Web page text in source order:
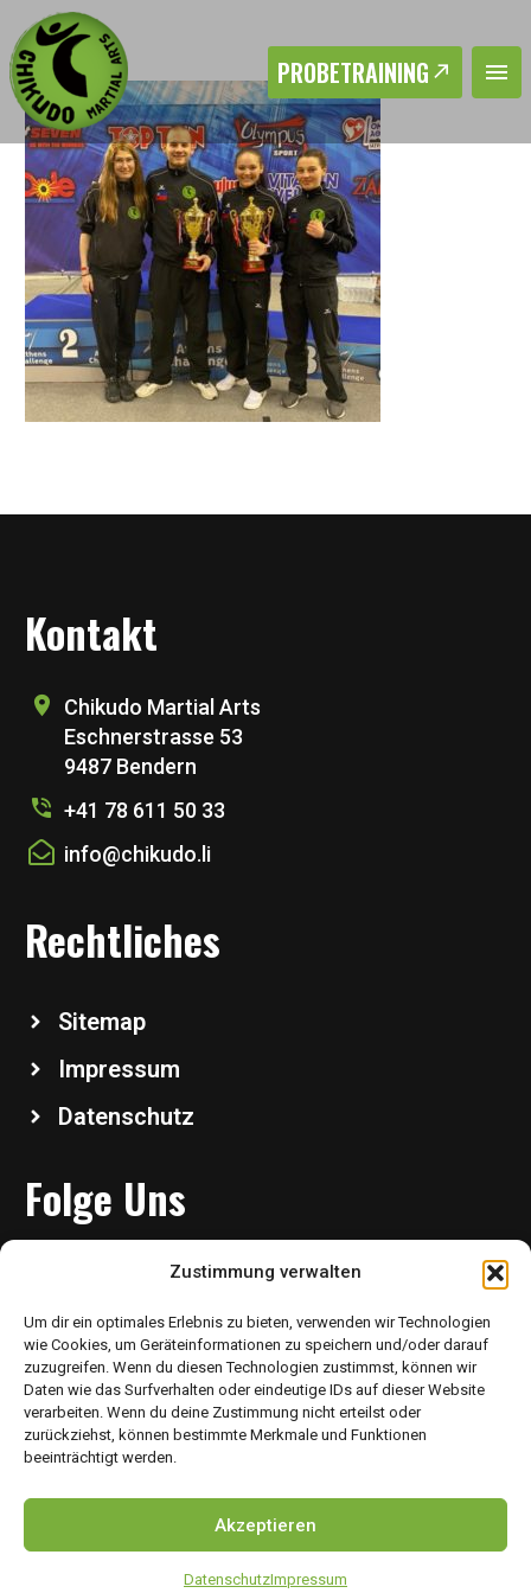
Zustimmung verwalten
Um dir ein optimales Erlebnis zu bieten, verwenden wir Technologien
wie Cookies, um Geräteinformationen zu speichern und/oder darauf
zuzugreifen. Wenn du diesen Technologien zustimmst, können wir
Daten wie das Surfverhalten oder eindeutige IDs auf dieser Website
verarbeiten. Wenn du deine Zustimmung nicht erteilst oder
zurückziehst, können bestimmte Merkmale und Funktionen
beeinträchtigt werden.
Akzeptieren
DatenschutzImpressum
PROBETRAINING
Kontakt
Chikudo Martial Arts
Eschnerstrasse 53
9487 Bendern
+41 78 611 50 33
info@chikudo.li
Rechtliches
Sitemap
Impressum
Datenschutz
Folge Uns
Copyright 2026 @ Chikudo Martial Arts – All Rights